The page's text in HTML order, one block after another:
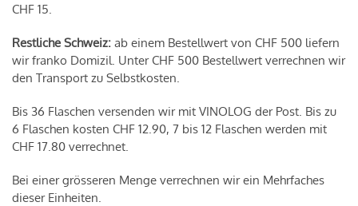
CHF 15.
Restliche Schweiz: ab einem Bestellwert von CHF 500 liefern
wir franko Domizil. Unter CHF 500 Bestellwert verrechnen wir
den Transport zu Selbstkosten.
Bis 36 Flaschen versenden wir mit VINOLOG der Post. Bis zu
6 Flaschen kosten CHF 12.90, 7 bis 12 Flaschen werden mit
CHF 17.80 verrechnet.
Bei einer grösseren Menge verrechnen wir ein Mehrfaches
dieser Einheiten.